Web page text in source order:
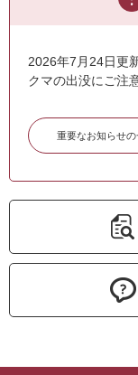
2026年7月24日更
クマの出没にご注
重要なお知らせの